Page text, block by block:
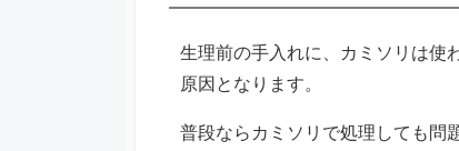
生理前の手入れに、カミソリは使
原因となります。
普段ならカミソリで処理しても問